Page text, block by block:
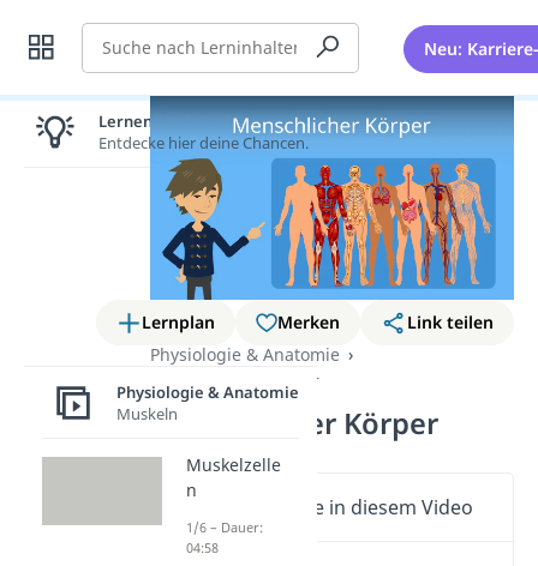
Suche Neu:
Lernplan Merken
Link teilen
Physiologie & Anatomie
Menschlicher Körper
Menschlicher Körper
Wichtige Inhalte in diesem Video
Lernen lohnt sich!
Entdecke hier deine Chancen.
Physiologie & Anatomie
Muskeln
Muskelzelle
n
1/6 – Dauer:
04:58